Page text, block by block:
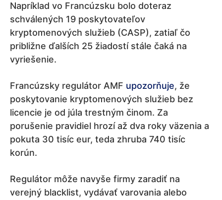
Napríklad vo Francúzsku bolo doteraz
schválených 19 poskytovateľov
kryptomenových služieb (CASP), zatiaľ čo
približne ďalších 25 žiadostí stále čaká na
vyriešenie.
Francúzsky regulátor AMF upozorňuje, že
poskytovanie kryptomenových služieb bez
licencie je od júla trestným činom. Za
porušenie pravidiel hrozí až dva roky väzenia a
pokuta 30 tisíc eur, teda zhruba 740 tisíc
korún.
Regulátor môže navyše firmy zaradiť na
verejný blacklist, vydávať varovania alebo